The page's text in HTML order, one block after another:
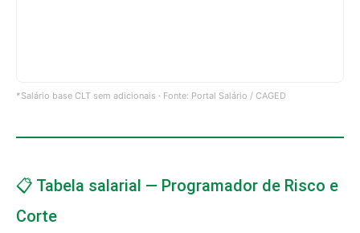
*Salário base CLT sem adicionais · Fonte: Portal Salário / CAGED
📋 Tabela salarial — Programador de Risco e
Corte